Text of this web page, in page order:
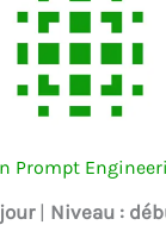
Prompt
| Niveau :